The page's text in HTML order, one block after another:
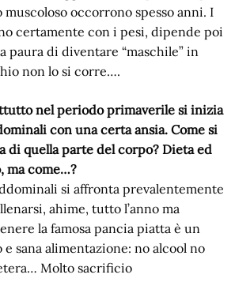
occorrono spesso anni. I
certamente con i pesi, dipende poi
paura di diventare “maschile” in
non lo si corre….
nel periodo primaverile si inizia
con una certa ansia. Come si
di quella parte del corpo? Dieta ed
ma come…?
si affronta prevalentemente
ahime, tutto l’anno ma
la famosa pancia piatta è un
sana alimentazione: no alcool no
Molto sacrificio